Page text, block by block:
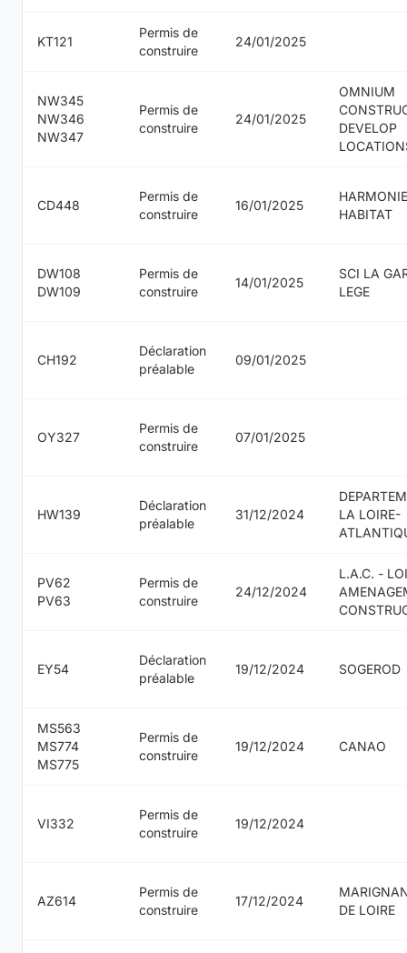
KT121
Permis de
construire
24/01/2025
NW345
NW346
NW347
Permis de
construire
24/01/2025
OMNIUM
DEVELOP
CD448
Permis de
construire
16/01/2025
HARMONIE
HABITAT
DW108
DW109
Permis de
construire
14/01/2025
SCI LA
LEGE
CH192
Déclaration
préalable
09/01/2025
OY327
Permis de
construire
07/01/2025
HW139
Déclaration
préalable
31/12/2024
LA LOIRE-
PV62
PV63
Permis de
construire
24/12/2024
L.A.C. -
EY54
Déclaration
préalable
19/12/2024 SOGEROD
MS563
MS774
MS775
Permis de
construire
19/12/2024 CANAO
VI332
Permis de
construire
19/12/2024
AZ614
Permis de
construire
17/12/2024
DE LOIRE